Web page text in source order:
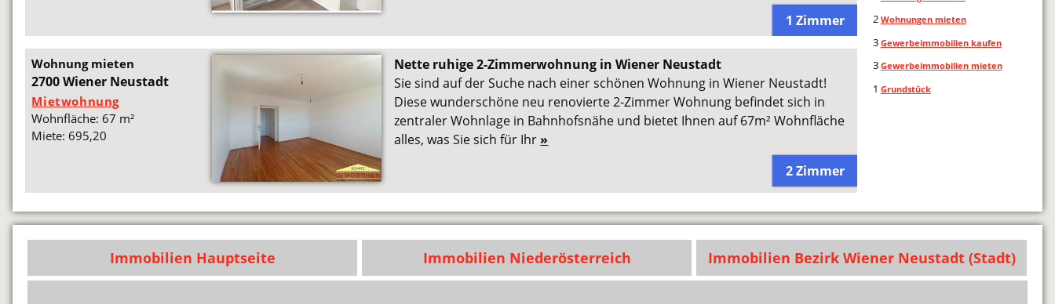
1 Zimmer
Wohnung mieten
2700 Wiener Neustadt
Mietwohnung
Wohnfläche: 67 m²
Miete: 695,20
Nette ruhige 2-Zimmerwohnung in Wiener Neustadt
Sie sind auf der Suche nach einer schönen Wohnung in Wiener Neustadt!
Diese wunderschöne neu renovierte 2-Zimmer Wohnung befindet sich in
zentraler Wohnlage in Bahnhofsnähe und bietet Ihnen auf 67m² Wohnfläche
alles, was Sie sich für Ihr »
2 Zimmer
2 Wohnungen mieten
3 Gewerbeimmobilien kaufen
3 Gewerbeimmobilien mieten
1 Grundstück
Immobilien Hauptseite Immobilien Niederösterreich Immobilien Bezirk Wiener Neustadt (Stadt)